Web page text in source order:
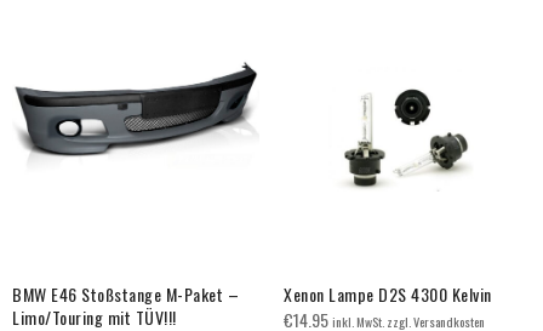
BMW E46 Stoßstange M-Paket –
Limo/Touring mit TÜV!!!
Xenon Lampe D2S 4300 Kelvin
€14.95inkl. MwSt. zzgl. Versandkosten